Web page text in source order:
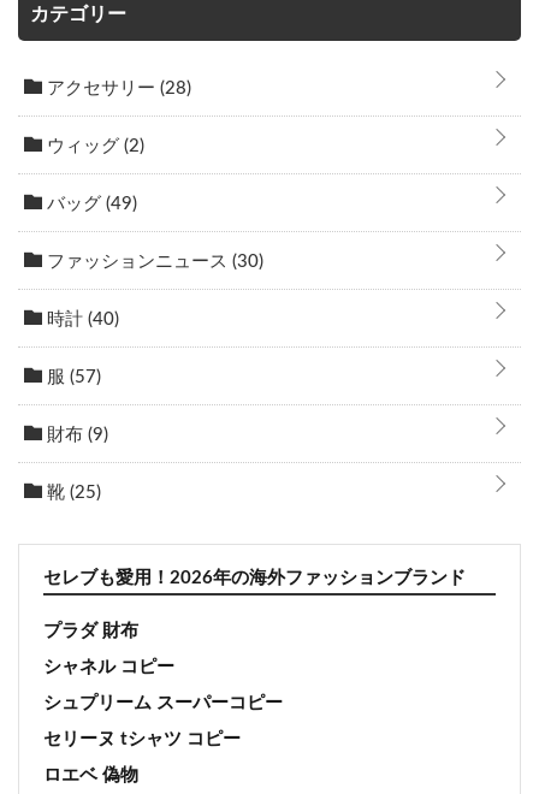
カテゴリー
アクセサリー (28)
ウィッグ (2)
バッグ (49)
ファッションニュース (30)
時計 (40)
服 (57)
財布 (9)
靴 (25)
セレブも愛用！2026年の海外ファッションブランド
プラダ 財布
シャネル コピー
シュプリーム スーパーコピー
セリーヌ tシャツ コピー
ロエベ 偽物